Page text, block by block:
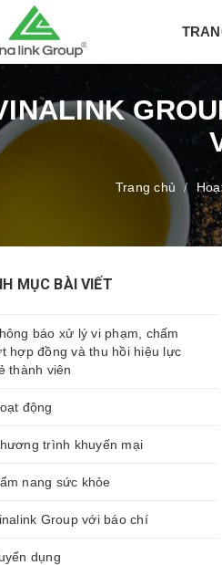
Trang chủ /
MỤC BÀI VIẾT
báo xử lý vi phạm, chấm
hợp đồng và thu hồi hiệu lực
thành viên
động
trình khuyến mại
nang sức khỏe
Group với báo chí
dụng